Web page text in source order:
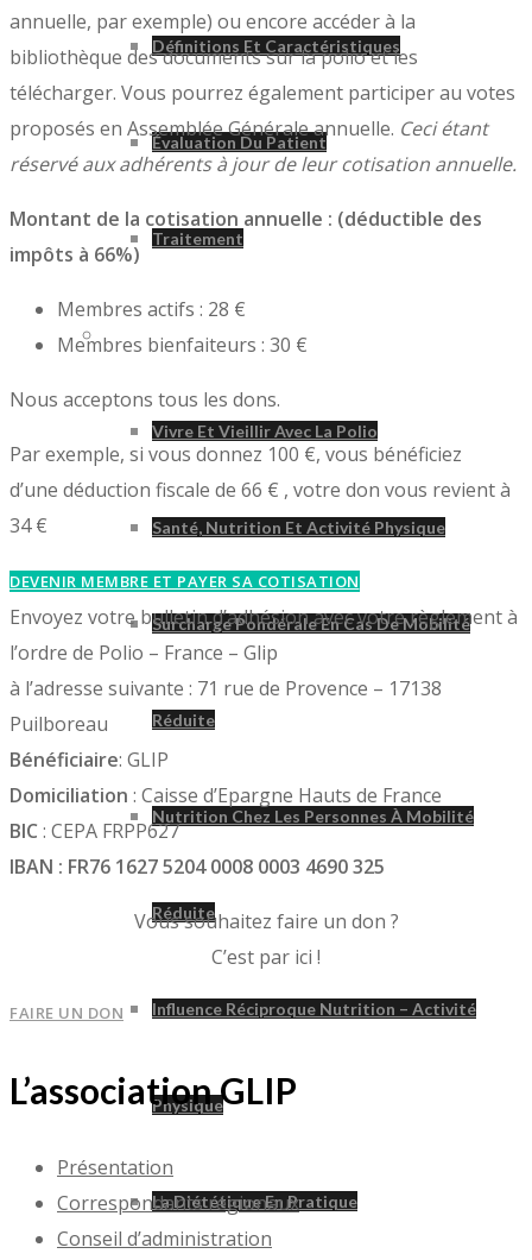
Définitions Et Caractéristiques
Évaluation Du Patient
Traitement
Vivre Avec La Polio
Vivre Et Vieillir Avec La Polio
Santé, Nutrition Et Activité Physique
Surcharge Pondérale En Cas De Mobilité
Réduite
Nutrition Chez Les Personnes À Mobilité
Réduite
Influence Réciproque Nutrition – Activité
Physique
La Diététique En Pratique
annuelle, par exemple) ou encore accéder à la
bibliothèque des documents sur la polio et les
télécharger. Vous pourrez également participer au votes
proposés en Assemblée Générale annuelle. Ceci étant
réservé aux adhérents à jour de leur cotisation annuelle.
Montant de la cotisation annuelle : (déductible des
impôts à 66%)
Membres actifs : 28 €
Membres bienfaiteurs : 30 €
Nous acceptons tous les dons.
Par exemple, si vous donnez 100 €, vous bénéficiez
d’une déduction fiscale de 66 € , votre don vous revient à
34 €
DEVENIR MEMBRE ET PAYER SA COTISATION
Envoyez votre bulletin d’adhésion avec votre règlement à
l’ordre de Polio – France – Glip
à l’adresse suivante : 71 rue de Provence – 17138
Puilboreau
Bénéficiaire: GLIP
Domiciliation : Caisse d’Epargne Hauts de France
BIC : CEPA FRPP627
IBAN : FR76 1627 5204 0008 0003 4690 325
Vous souhaitez faire un don ?
C’est par ici !
FAIRE UN DON
L’association GLIP
Présentation
Correspondants régionaux
Conseil d’administration